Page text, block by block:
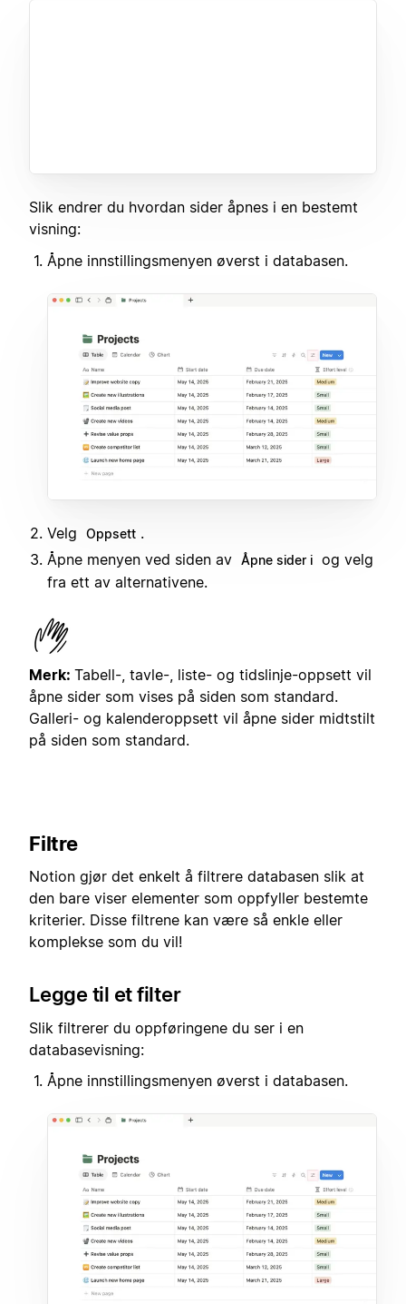
Slik endrer du hvordan sider åpnes i en bestemt
visning:
Åpne innstillingsmenyen øverst i databasen.
Velg Oppsett .
Åpne menyen ved siden av Åpne sider i og velg
fra ett av alternativene.
Merk: Tabell-, tavle-, liste- og tidslinje-oppsett vil
åpne sider som vises på siden som standard.
Galleri- og kalenderoppsett vil åpne sider midtstilt
på siden som standard.
Filtre
Notion gjør det enkelt å filtrere databasen slik at
den bare viser elementer som oppfyller bestemte
kriterier. Disse filtrene kan være så enkle eller
komplekse som du vil!
Legge til et filter
Slik filtrerer du oppføringene du ser i en
databasevisning:
Åpne innstillingsmenyen øverst i databasen.